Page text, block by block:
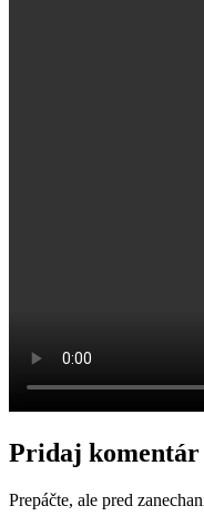
Pridaj komentár
Prepáčte, ale pred